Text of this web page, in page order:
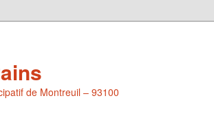
de Montreuil – 93100